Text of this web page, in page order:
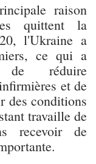
raison
quittent la
l'Ukraine a
ce qui a
réduire
et de
des conditions
travaille de
recevoir de